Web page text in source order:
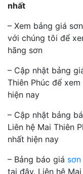
nhất
– Xem bảng giá
với chúng tôi để
hãng sơn
– Cập nhật bảng
Thiên Phúc để
hiện nay
– Cập nhật bảng
Liên hệ Mai Thiên
nhất hiện nay
– Bảng báo giá
tại đây. Liên hệ